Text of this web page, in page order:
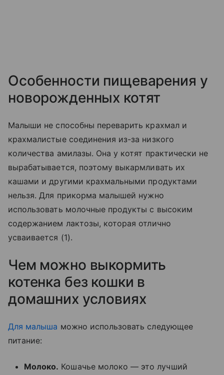
Особенности пищеварения у
новорожденных котят
Малыши не способны переварить крахмал и
крахмалистые соединения из-за низкого
количества амилазы. Она у котят практически не
вырабатывается, поэтому выкармливать их
кашами и другими крахмальными продуктами
нельзя. Для прикорма малышей нужно
использовать молочные продукты с высоким
содержанием лактозы, которая отлично
усваивается (1).
Чем можно выкормить
котенка без кошки в
домашних условиях
Для малыша можно использовать следующее
питание:
Молоко. Кошачье молоко — это лучший